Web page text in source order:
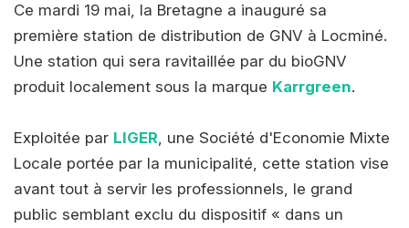
Ce mardi 19 mai, la Bretagne a inauguré sa
première station de distribution de GNV à Locminé.
Une station qui sera ravitaillée par du bioGNV
produit localement sous la marque Karrgreen.
Exploitée par LIGER, une Société d'Economie Mixte
Locale portée par la municipalité, cette station vise
avant tout à servir les professionnels, le grand
public semblant exclu du dispositif « dans un